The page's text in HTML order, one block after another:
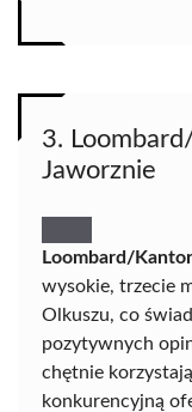
3.
Jaworznie
Loombard/
wysokie, trzecie
Olkuszu, co
pozytywnych
chętnie
konkurencyjną